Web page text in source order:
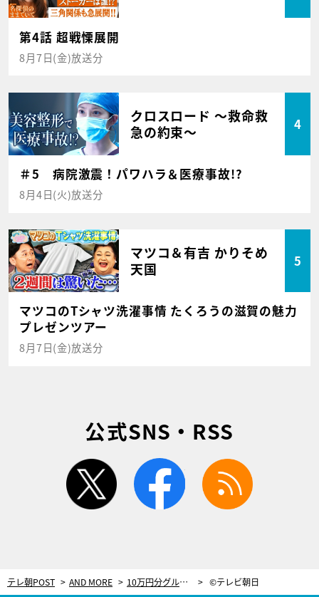
第4話 超戦慄展開
8月7日(金)放送分
クロスロード ～救命救
急の約束～
4
＃5 病院激震！パワハラ＆医療事故!?
8月4日(火)放送分
マツコ＆有吉 かりそめ
天国
5
マツコのTシャツ洗濯事情 たくろうの滋賀の魅力
プレゼンツアー
8月7日(金)放送分
公式SNS・RSS
twitter facebook
テレ朝POST AND MORE 10万円分グルメ券が当たる！フォーリンデブはっしー×テレ朝POST特別企画 ©テレビ朝日